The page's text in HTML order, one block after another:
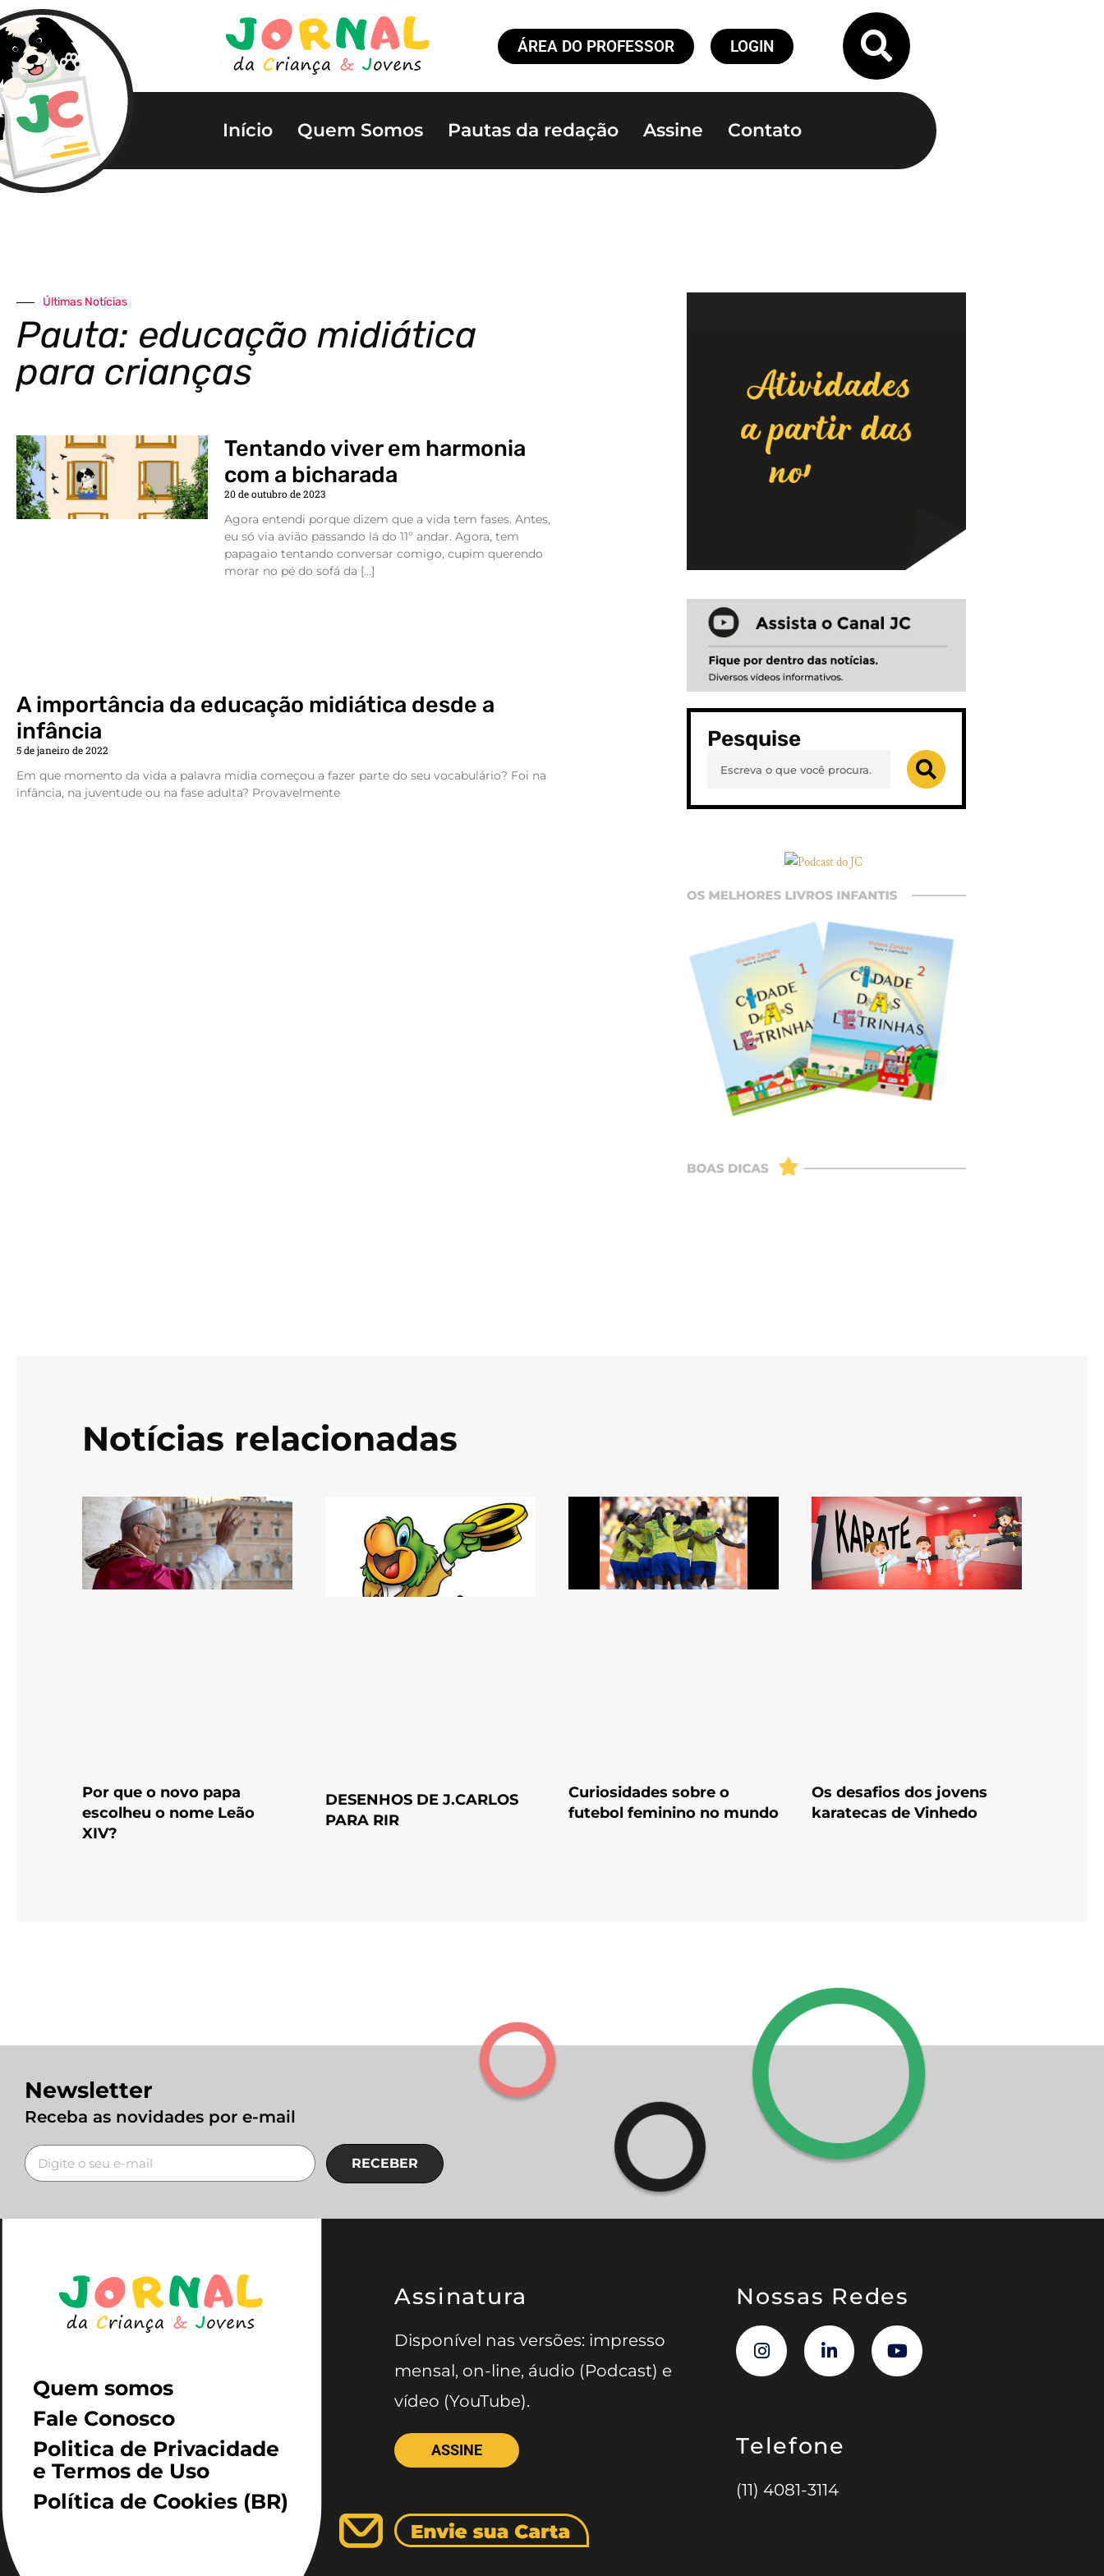
ÁREA DO PROFESSOR LOGIN
Início Quem Somos Pautas da redação Assine Contato
Últimas Notícias
Pauta: educação midiática
para crianças
Tentando viver em harmonia
com a bicharada
20 de outubro de 2023
Agora entendi porque dizem que a vida tem fases. Antes,
eu só via avião passando lá do 11º andar. Agora, tem
papagaio tentando conversar comigo, cupim querendo
morar no pé do sofá da […]
A importância da educação midiática desde a
infância
5 de janeiro de 2022
Em que momento da vida a palavra mídia começou a fazer parte do seu vocabulário? Foi na
infância, na juventude ou na fase adulta? Provavelmente
Pesquise
Notícias relacionadas
Por que o novo papa
escolheu o nome Leão
XIV?
DESENHOS DE J.CARLOS
PARA RIR
Curiosidades sobre o
futebol feminino no mundo
Os desafios dos jovens
karatecas de Vinhedo
Newsletter
Receba as novidades por e-mail
RECEBER
Quem somos
Fale Conosco
Politica de Privacidade
e Termos de Uso
Política de Cookies (BR)
Assinatura
Disponível nas versões: impresso
mensal, on-line, áudio (Podcast) e
vídeo (YouTube).
ASSINE
Nossas Redes
Telefone
(11) 4081-3114